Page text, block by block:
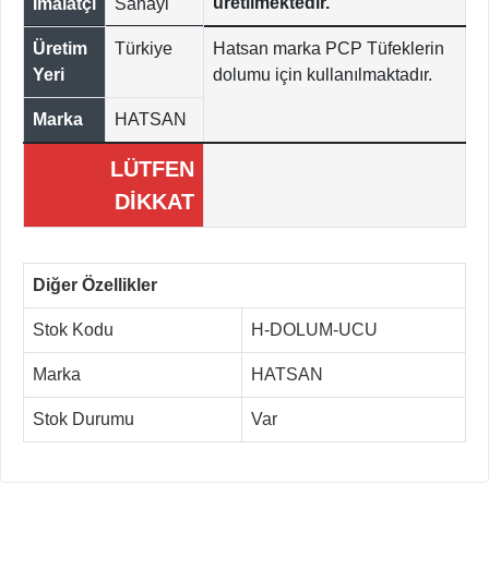
İmalatçı Sanayi
Üretim
Yeri
Türkiye
Hatsan marka PCP Tüfeklerin
dolumu için kullanılmaktadır.
Marka HATSAN
LÜTFEN
DİKKAT
Diğer Özellikler
Stok Kodu H-DOLUM-UCU
Marka HATSAN
Stok Durumu Var